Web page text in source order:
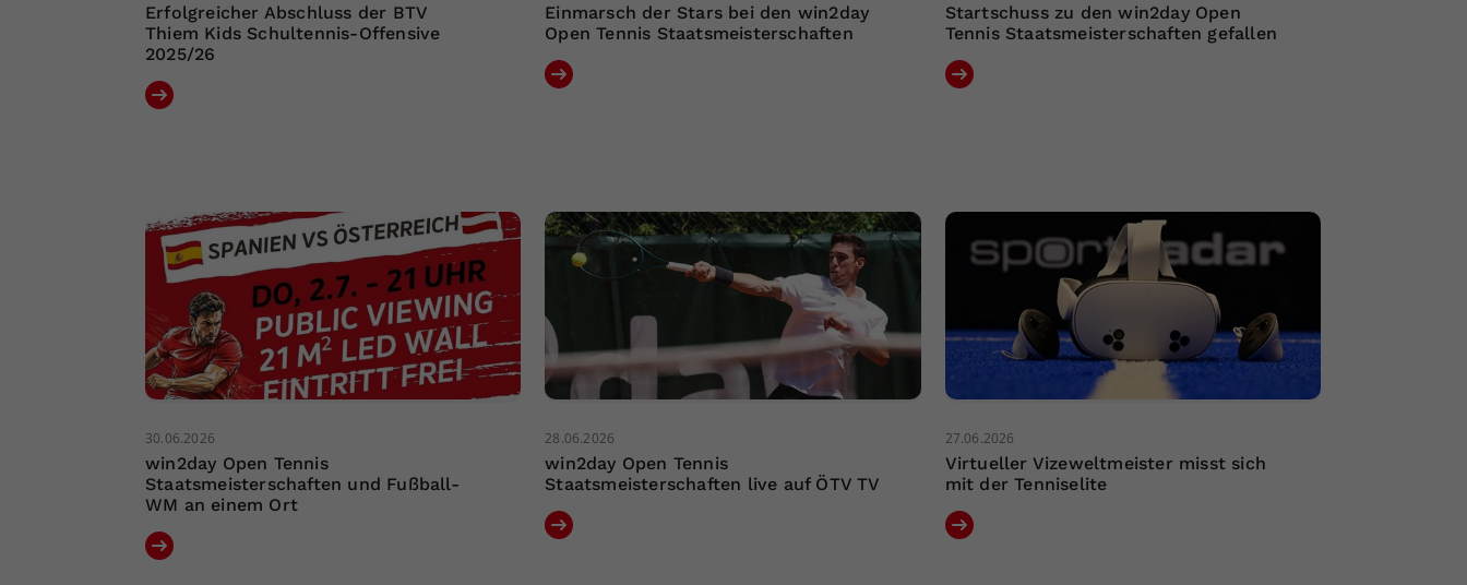
Erfolgreicher Abschluss der BTV
Thiem Kids Schultennis-Offensive
2025/26
Einmarsch der Stars bei den win2day
Open Tennis Staatsmeisterschaften
Startschuss zu den win2day Open
Tennis Staatsmeisterschaften gefallen
30.06.2026
win2day Open Tennis
Staatsmeisterschaften und Fußball-
WM an einem Ort
28.06.2026
win2day Open Tennis
Staatsmeisterschaften live auf ÖTV TV
27.06.2026
Virtueller Vizeweltmeister misst sich
mit der Tenniselite